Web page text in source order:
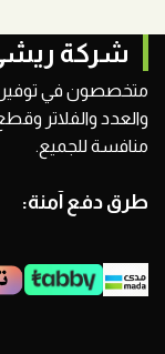
شركة ريشي
متخصصون في توفير
والعدد والفلاتر
منافسة للجميع.
طرق دفع آمنة: